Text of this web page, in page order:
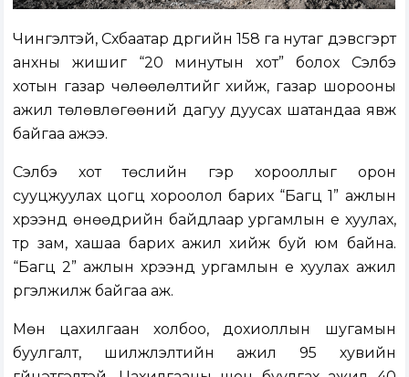
Чингэлтэй, Сүхбаатар дүүргийн 158 га нутаг дэвсгэрт
анхны жишиг “20 минутын хот” болох Сэлбэ
хотын газар чөлөөлөлтийг хийж, газар шорооны
ажил төлөвлөгөөний дагуу дуусах шатандаа явж
байгаа ажээ.
Сэлбэ хот төслийн гэр хорооллыг орон
сууцжуулах цогц хороолол барих “Багц 1” ажлын
хүрээнд өнөөдрийн байдлаар ургамлын үе хуулах,
түр зам, хашаа барих ажил хийж буй юм байна.
“Багц 2” ажлын хүрээнд ургамлын үе хуулах ажил
үргэлжилж байгаа аж.
Мөн цахилгаан холбоо, дохиоллын шугамын
буулгалт, шилжүүлэлтийн ажил 95 хувийн